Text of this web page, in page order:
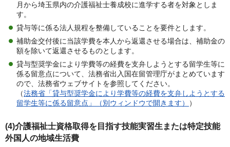
月から埼玉県内の介護福祉士養成校に進学する者を対象としま
す。
貸与等に係る法人規程を整備していることを要件とします。
補助金交付後に当該学費を本人から返還させる場合は、補助金の
額を除いて返還させるものとします。
貸与型奨学金により学費等の経費を支弁しようとする留学生等に
係る留意点について、法務省出入国在留管理庁がまとめています
ので、法務省ウェブサイトを参照してください。
（法務省「貸与型奨学金により学費等の経費を支弁しようとする
留学生等に係る留意点」（別ウィンドウで開きます）
）
(4)介護福祉士資格取得を目指す技能実習生または特定技能
外国人の地域生活費